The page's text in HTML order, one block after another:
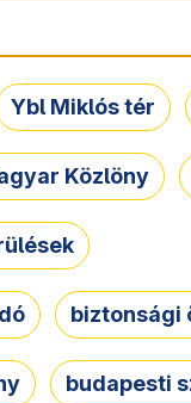
Ybl Miklós tér
Közlöny
biztonsági
budapesti